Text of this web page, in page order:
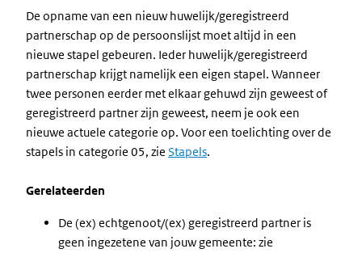
De opname van een nieuw huwelijk/geregistreerd
partnerschap op de persoonslijst moet altijd in een
nieuwe stapel gebeuren. Ieder huwelijk/geregistreerd
partnerschap krijgt namelijk een eigen stapel. Wanneer
twee personen eerder met elkaar gehuwd zijn geweest of
geregistreerd partner zijn geweest, neem je ook een
nieuwe actuele categorie op. Voor een toelichting over de
stapels in categorie 05, zie Stapels.
Gerelateerden
De (ex) echtgenoot/(ex) geregistreerd partner is
geen ingezetene van jouw gemeente: zie